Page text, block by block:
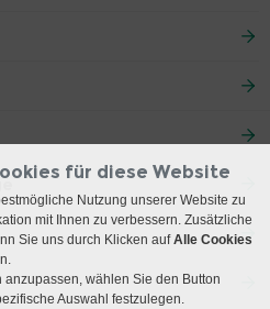
für diese Website
Nutzung unserer Website zu
mit Ihnen zu verbessern. Zusätzliche
Sie uns durch Klicken aufAlle Cookies
wählen Sie den Button
Auswahl festzulegen.